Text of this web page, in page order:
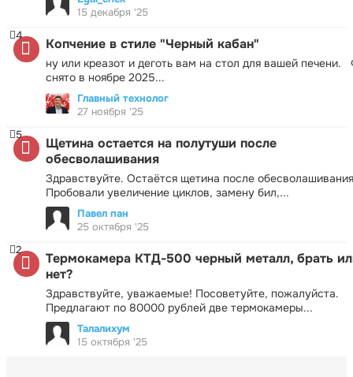
15 декабря '25
Копчение в стиле "Черный кабан"
ну или креазот и деготь вам на стол для вашей печени.
снято в ноябре 2025...
4
Главный технолог
27 ноября '25
Щетина остается на полутуши после
обесволашивания
Здравствуйте. Остаётся щетина после
Пробовали увеличение циклов, замену бил,...
5
Павел пан
25 октября '25
Термокамера КТД-500 черный металл, брать
нет?
Здравствуйте, уважаемые! Посоветуйте, пожалуйста.
Предлагают по 80000 рублей две термокамеры...
2
Талалихум
15 октября '25